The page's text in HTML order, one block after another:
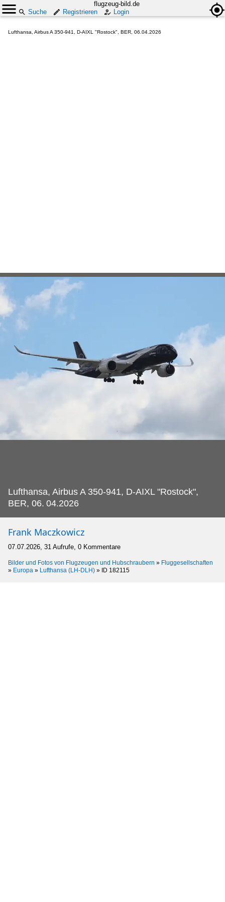
flugzeug-bild.de
Suche
Registrieren Login
Lufthansa, Airbus A 350-941, D-AIXL "Rostock", BER, 06.04.2026
Lufthansa, Airbus A 350-941, D-AIXL "Rostock",
BER, 06. 04.2026
Frank Maczkowicz
07.07.2026, 31 Aufrufe, 0 Kommentare
Bilder und Fotos von Flugzeugen und Hubschraubern » Fluggesellschaften
» Europa » Lufthansa (LH-DLH) » ID 182115